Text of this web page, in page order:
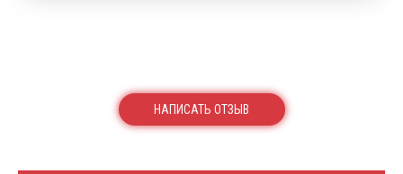
НАПИСАТЬ ОТЗЫВ